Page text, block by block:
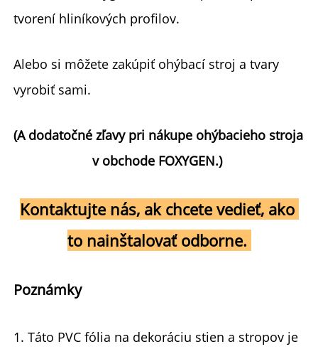
tvorení hliníkových profilov.
Alebo si môžete zakúpiť ohýbací stroj a tvary
vyrobiť sami.
(A dodatočné zľavy pri nákupe ohýbacieho stroja
v obchode FOXYGEN.)
Kontaktujte nás, ak chcete vedieť, ako
to nainštalovať odborne.
Poznámky
1. Táto PVC fólia na dekoráciu stien a stropov je